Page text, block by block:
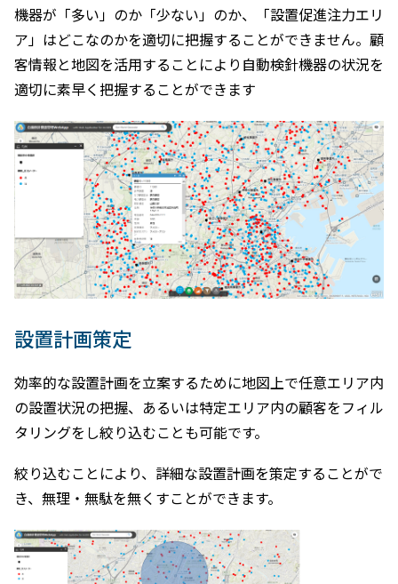
機器が「多い」のか「少ない」のか、「設置促進注力エリ
ア」はどこなのかを適切に把握することができません。顧
客情報と地図を活用することにより自動検針機器の状況を
適切に素早く把握することができます
設置計画策定
効率的な設置計画を立案するために地図上で任意エリア内
の設置状況の把握、あるいは特定エリア内の顧客をフィル
タリングをし絞り込むことも可能です。
絞り込むことにより、詳細な設置計画を策定することがで
き、無理・無駄を無くすことができます。